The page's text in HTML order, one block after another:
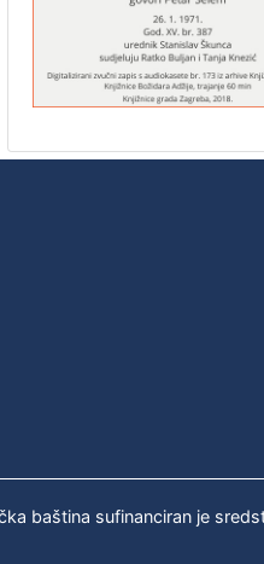
baština sufinanciran je